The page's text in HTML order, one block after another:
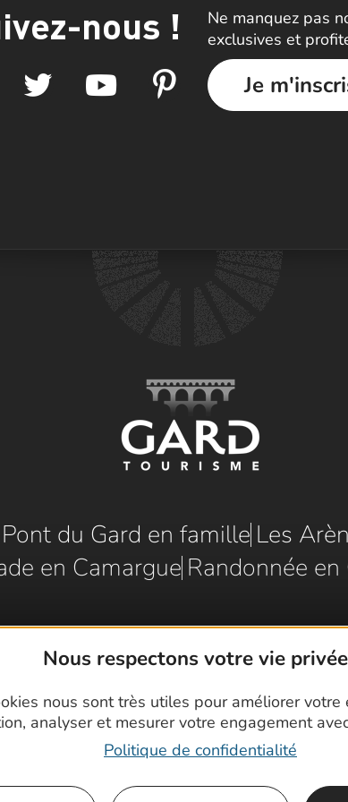
Nous respectons votre vie
nous sont très utiles pour améliorer votre
analyser et mesurer votre engagement
Politique de confidentialité
nous !
Ne manquez pas
exclusives et
Je
du Gard en famille Les
en Camargue Randonnée en